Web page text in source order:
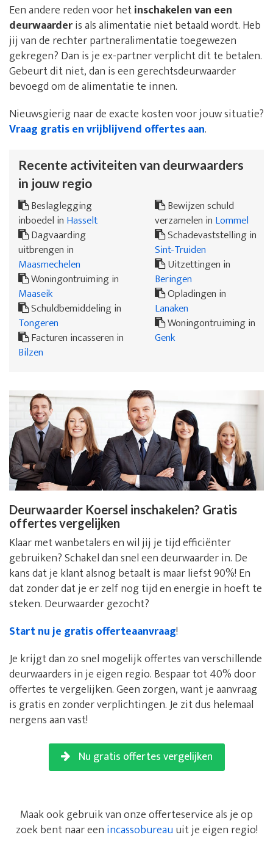
Een andere reden voor hetinschakelen van een
deurwaarderis als alimentatie niet betaald wordt. Heb
jij van de rechter partneralimentatie toegewezen
gekregen? Dan is je ex-partner verplicht dit te betalen.
Gebeurt dit niet, dan is een gerechtsdeurwaarder
bevoegd om de alimentatie te innen.
Nieuwsgierig naar de exacte kosten voor jouw situatie?
Vraag gratis en vrijblijvend offertes aan.
Recente activiteiten van deurwaarders
in jouw regio
Beslaglegging
inboedel in Hasselt
Dagvaarding
uitbrengen in
Maasmechelen
Woningontruiming in
Maaseik
Schuldbemiddeling in
Tongeren
Facturen incasseren in
Bilzen
Bewijzen schuld
verzamelen in Lommel
Schadevaststelling in
Sint-Truiden
Uitzettingen in
Beringen
Opladingen in
Lanaken
Woningontruiming in
Genk
Deurwaarder Koersel inschakelen? Gratis
offertes vergelijken
Klaar met wanbetalers en wil jij je tijd efficiënter
gebruiken? Schakel dan snel een deurwaarder in. De
kans dat je klant alsnog betaalt is maar liefst 90%! En
dat zonder dat je er zelf nog tijd en energie in hoeft te
steken. Deurwaarder gezocht?
Start nu je gratis offerteaanvraag!
Je krijgt dan zo snel mogelijk offertes van verschillende
deurwaarders in je eigen regio. Bespaar tot 40% door
offertes te vergelijken. Geen zorgen, want je aanvraag
is gratis en zonder verplichtingen. Je zit dus helemaal
nergens aan vast!
Nu gratis offertes vergelijken
Maak ook gebruik van onze offerteservice als je op
zoek bent naar een incassobureau uit je eigen regio!